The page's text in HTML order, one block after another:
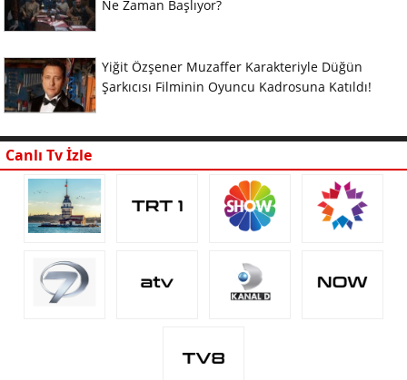
Ne Zaman Başlıyor?
Yiğit Özşener Muzaffer Karakteriyle Düğün
Şarkıcısı Filminin Oyuncu Kadrosuna Katıldı!
Canlı Tv İzle